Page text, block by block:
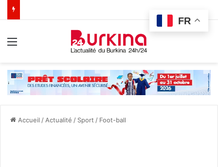
Accueil / Actualité / Sport / Foot-ball
FR